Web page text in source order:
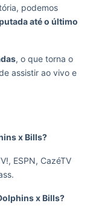
podemos
até o último
, o que torna o
assistir ao vivo e
x Bills?
ESPN, CazéTV
x Bills?